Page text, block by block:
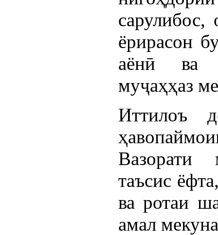
ёрирасон
аёнӣ ва
муҷаҳҳаз
Иттилоъ
таъсис
ва ротаи
амал